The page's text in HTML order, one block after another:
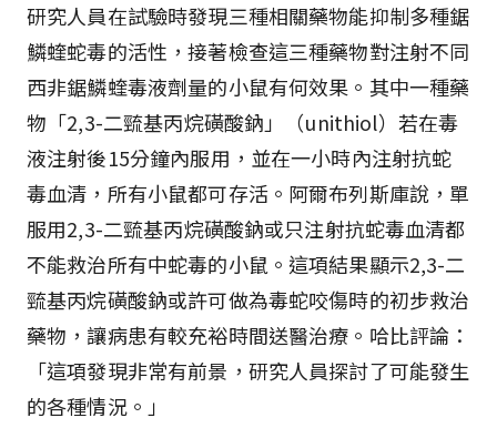
研究人員在試驗時發現三種相關藥物能抑制多種鋸
鱗蝰蛇毒的活性，接著檢查這三種藥物對注射不同
西非鋸鱗蝰毒液劑量的小鼠有何效果。其中一種藥
物「2,3-二巰基丙烷磺酸鈉」（unithiol）若在毒
液注射後15分鐘內服用，並在一小時內注射抗蛇
毒血清，所有小鼠都可存活。阿爾布列斯庫說，單
服用2,3-二巰基丙烷磺酸鈉或只注射抗蛇毒血清都
不能救治所有中蛇毒的小鼠。這項結果顯示2,3-二
巰基丙烷磺酸鈉或許可做為毒蛇咬傷時的初步救治
藥物，讓病患有較充裕時間送醫治療。哈比評論：
「這項發現非常有前景，研究人員探討了可能發生
的各種情況。」